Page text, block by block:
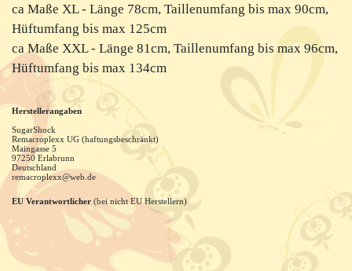
ca Maße XL - Länge 78cm, Taillenumfang bis max 90cm,
Hüftumfang bis max 125cm
ca Maße XXL - Länge 81cm, Taillenumfang bis max 96cm,
Hüftumfang bis max 134cm
Herstellerangaben
SugarShock
Remacroplexx UG (haftungsbeschränkt)
Maingasse 5
97250 Erlabrunn
Deutschland
remacroplexx@web.de
EU Verantwortlicher (bei nicht EU Herstellern)